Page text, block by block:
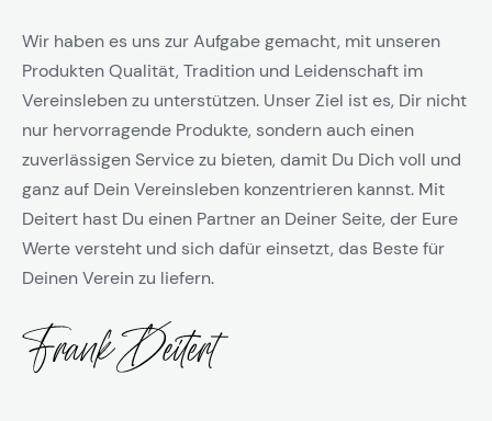
Wir haben es uns zur Aufgabe gemacht, mit unseren
Produkten Qualität, Tradition und Leidenschaft im
Vereinsleben zu unterstützen. Unser Ziel ist es, Dir nicht
nur hervorragende Produkte, sondern auch einen
zuverlässigen Service zu bieten, damit Du Dich voll und
ganz auf Dein Vereinsleben konzentrieren kannst. Mit
Deitert hast Du einen Partner an Deiner Seite, der Eure
Werte versteht und sich dafür einsetzt, das Beste für
Deinen Verein zu liefern.